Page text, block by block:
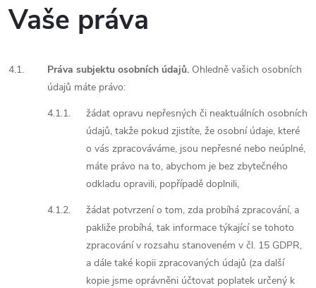
Vaše práva
4.1. Práva subjektu osobních údajů. Ohledně vašich osobních
údajů máte právo:
4.1.1.
žádat opravu nepřesných či neaktuálních osobních
údajů, takže pokud zjistíte, že osobní údaje, které
o vás zpracováváme, jsou nepřesné nebo neúplné,
máte právo na to, abychom je bez zbytečného
odkladu opravili, popřípadě doplnili,
4.1.2.
žádat potvrzení o tom, zda probíhá zpracování, a
pakliže probíhá, tak informace týkající se tohoto
zpracování v rozsahu stanoveném v čl. 15 GDPR,
a dále také kopii zpracovaných údajů (za další
kopie jsme oprávněni účtovat poplatek určený k